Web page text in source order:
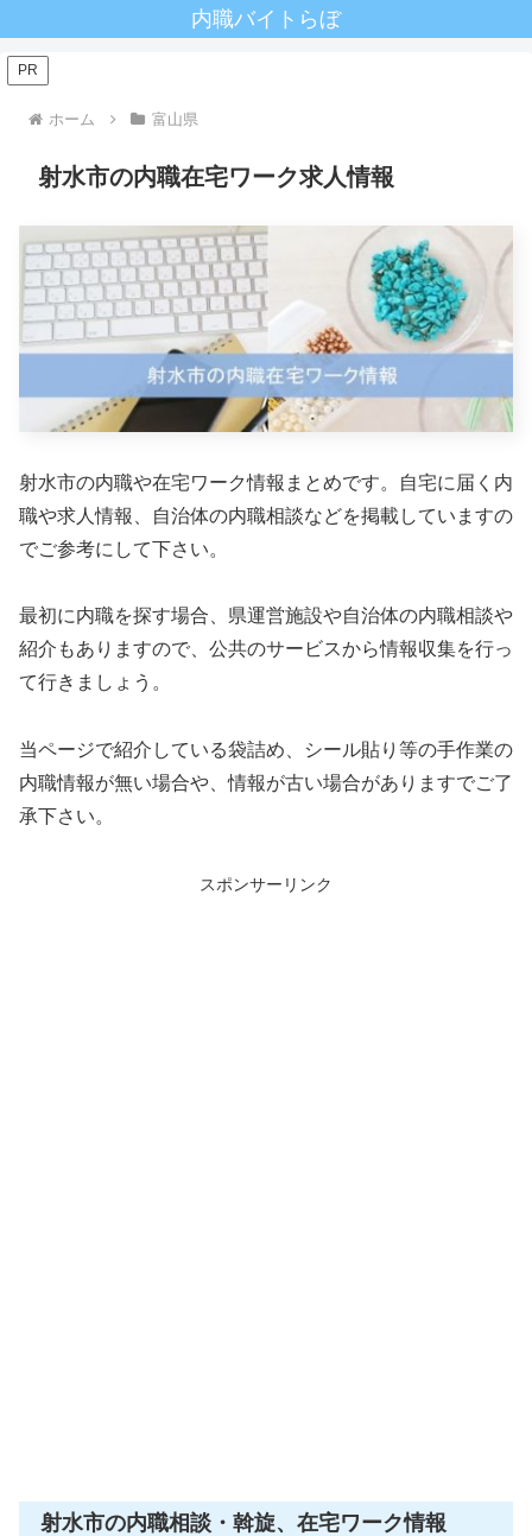
内職バイトらぼ
PR
ホーム 富山県
射水市の内職在宅ワーク求人情報
射水市の内職や在宅ワーク情報まとめです。自宅に届く内
職や求人情報、自治体の内職相談などを掲載していますの
でご参考にして下さい。
最初に内職を探す場合、県運営施設や自治体の内職相談や
紹介もありますので、公共のサービスから情報収集を行っ
て行きましょう。
当ページで紹介している袋詰め、シール貼り等の手作業の
内職情報が無い場合や、情報が古い場合がありますでご了
承下さい。
スポンサーリンク
射水市の内職相談・斡旋、在宅ワーク情報